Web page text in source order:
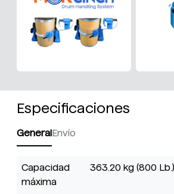
Especificaciones
GeneralEnvío
Capacidad
máxima
363.20 kg (800 Lb.)